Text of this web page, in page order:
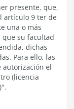
presente, que,
artículo 9 ter de
una o más
que su facultad
dichas
Para ello, las
autorización el
(licencia